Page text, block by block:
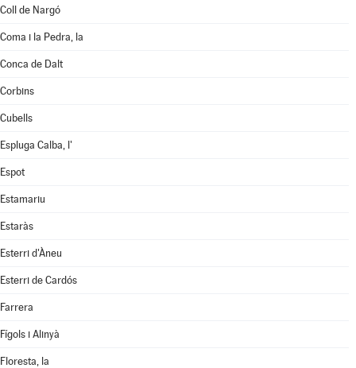
Coll de Nargó
Coma i la Pedra, la
Conca de Dalt
Corbins
Cubells
Espluga Calba, l'
Espot
Estamariu
Estaràs
Esterri d'Àneu
Esterri de Cardós
Farrera
Fígols i Alinyà
Floresta, la